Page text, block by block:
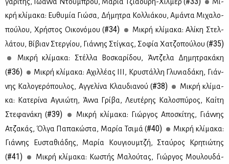
κρή κλί­μα­κα: Ευ­θυ­μία Γιώ­σα, Δή­μη­τρα Κολ­λιά­κου, Αμά­ντα Μι­χα­λο­
πού­λου, Χρή­στος Οι­κο­νό­μου (#34)
Μι­κρή κλί­μα­κα: Αλί­κη Στελ­
λά­του, Βί­βιαν Στερ­γί­ου, Γιάν­νης Στί­γκας, Σο­φία Χα­τζο­πού­λου (#35)
Μι­κρή κλί­μα­κα: Στέλ­λα Βο­σκα­ρί­δου, Άν­τζε­λα Δη­μη­τρα­κά­κη
(#36)
Μι­κρή κλί­μα­κα: Αχιλ­λέ­ας ΙΙΙ, Κρυ­στάλ­λη Γλυ­νια­δά­κη, Γιάν­
νης Κα­λο­γε­ρό­που­λος, Αγ­γε­λί­να Κλαυ­δια­νού (#38)
Μι­κρή κλί­μα­
κα: Κα­τε­ρί­να Αγυιώ­τη, Άν­να Γρί­βα, Λευ­τέ­ρης Κα­λο­σπύ­ρος, Καί­τη
Στε­φα­νά­κη (#39)
Μι­κρή κλί­μα­κα: Γιώρ­γος Απο­σκί­της, Γιάν­νης
Ατζα­κάς, Όλ­γα Πα­πα­κώ­στα, Μα­ρία Τσι­μά (#40)
Mι­κρή κλί­μα­κα:
Γιάν­νης Ευ­στα­θιά­δης, Μα­ρία Κου­γιουμ­τζή, Σταύ­ρος Κρη­τιώ­της
(#41)
Μι­κρή κλί­μα­κα: Κω­στής Μα­λού­τας, Γιώρ­γος Μου­λου­δά­